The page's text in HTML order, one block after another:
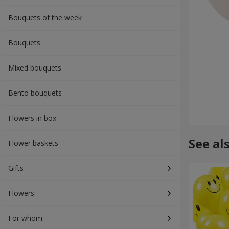
Bouquets of the week
Bouquets
Mixed bouquets
Bento bouquets
Flowers in box
Flower baskets
Gifts
Flowers
For whom
See